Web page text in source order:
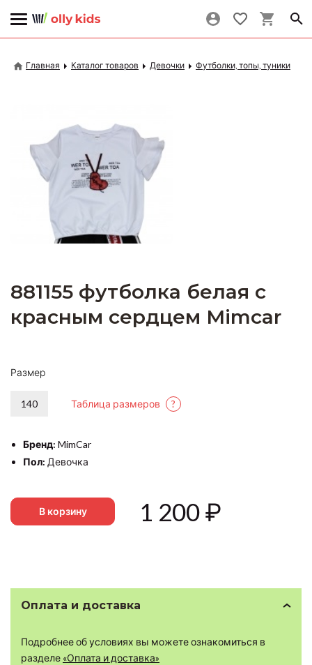
Главная Каталог товаров Девочки Футболки, топы, туники
881155 футболка белая с
красным сердцем Mimcar
Размер
140 Таблица размеров ?
Бренд: MimCar
Пол: Девочка
В корзину 1 200₽
Оплата и доставка
Подробнее об условиях вы можете ознакомиться в
разделе «Оплата и доставка»